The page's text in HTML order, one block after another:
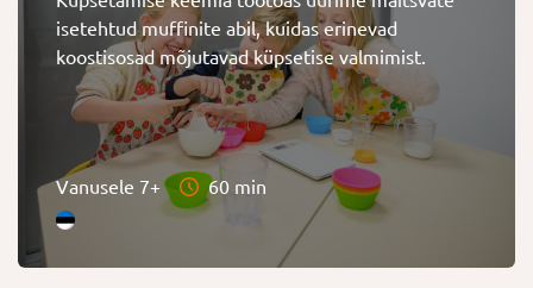
isetehtud muffinite abil, kuidas erinevad
koostisosad mõjutavad küpsetise valmimist.
Vanusele 7+ 60 min